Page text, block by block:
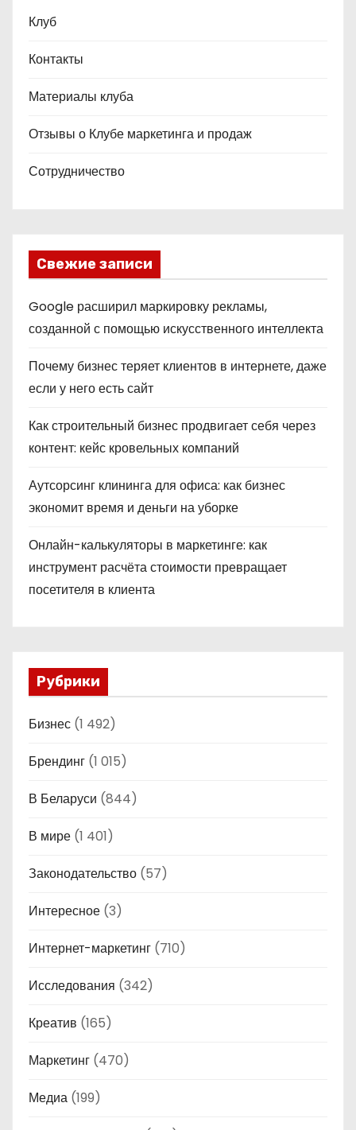
Клуб
Контакты
Материалы клуба
Отзывы о Клубе маркетинга и продаж
Сотрудничество
Свежие записи
Google расширил маркировку рекламы,
созданной с помощью искусственного интеллекта
Почему бизнес теряет клиентов в интернете, даже
если у него есть сайт
Как строительный бизнес продвигает себя через
контент: кейс кровельных компаний
Аутсорсинг клининга для офиса: как бизнес
экономит время и деньги на уборке
Онлайн-калькуляторы в маркетинге: как
инструмент расчёта стоимости превращает
посетителя в клиента
Рубрики
Бизнес (1 492)
Брендинг (1 015)
В Беларуси (844)
В мире (1 401)
Законодательство (57)
Интересное (3)
Интернет-маркетинг (710)
Исследования (342)
Креатив (165)
Маркетинг (470)
Медиа (199)